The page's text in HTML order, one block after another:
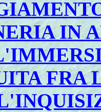
IN
FRA